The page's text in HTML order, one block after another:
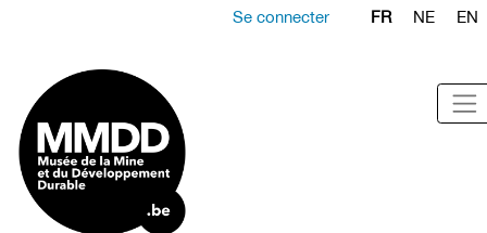
Se connecter FR NE EN